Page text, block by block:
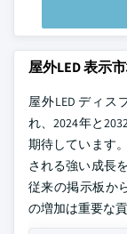
屋外LED 表示
屋外LED ディス
れ、2024年と
期待しています
される強い成長
従来の掲示板か
の増加は重要な貢